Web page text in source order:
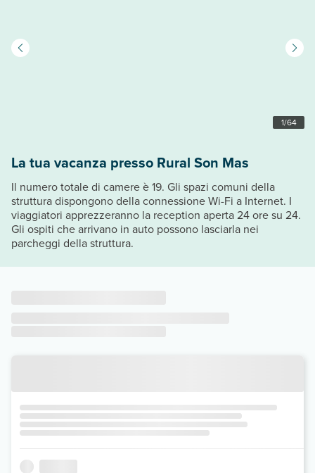
1/64
La tua vacanza presso Rural Son Mas
Il numero totale di camere è 19. Gli spazi comuni della
struttura dispongono della connessione Wi-Fi a Internet. I
viaggiatori apprezzeranno la reception aperta 24 ore su 24.
Gli ospiti che arrivano in auto possono lasciarla nei
parcheggi della struttura.